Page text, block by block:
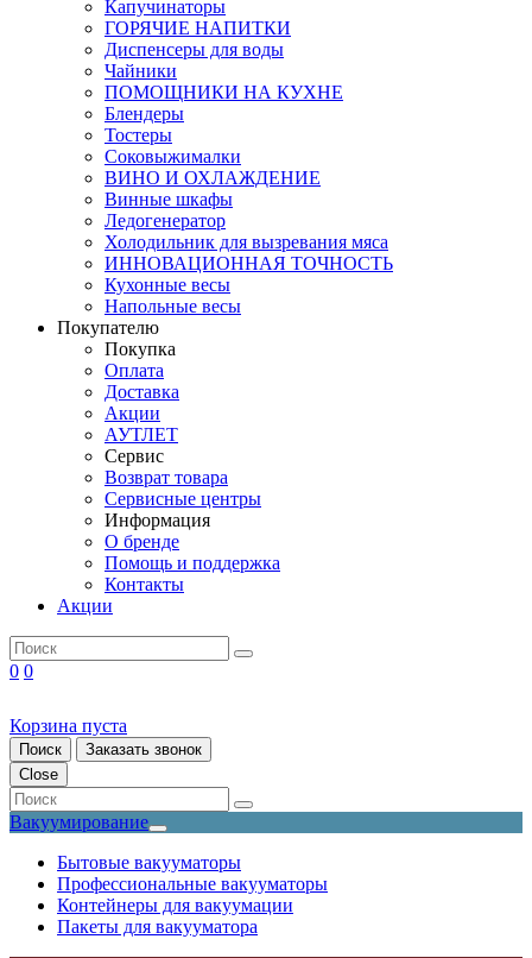
Капучинаторы
ГОРЯЧИЕ НАПИТКИ
Диспенсеры для воды
Чайники
ПОМОЩНИКИ НА КУХНЕ
Блендеры
Тостеры
Соковыжималки
ВИНО И ОХЛАЖДЕНИЕ
Винные шкафы
Ледогенератор
Холодильник для вызревания мяса
ИННОВАЦИОННАЯ ТОЧНОСТЬ
Кухонные весы
Напольные весы
Покупателю
Покупка
Оплата
Доставка
Акции
АУТЛЕТ
Сервис
Возврат товара
Сервисные центры
Информация
О бренде
Помощь и поддержка
Контакты
Акции
0 0
Корзина пуста
Поиск
Заказать звонок
Close
Вакуумирование
Бытовые вакууматоры
Профессиональные вакууматоры
Контейнеры для вакуумации
Пакеты для вакууматора